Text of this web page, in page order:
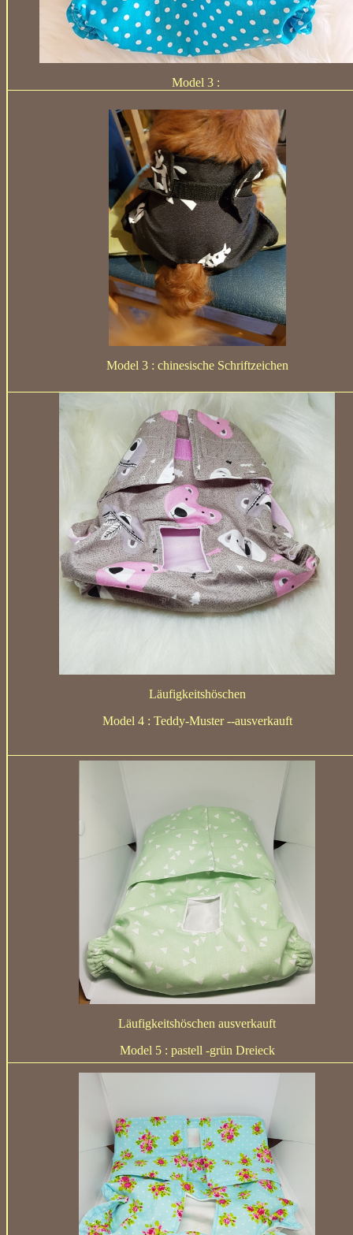
Model 3 :
Model 3 : chinesische Schriftzeichen
Läufigkeitshöschen
Model 4 : Teddy-Muster --ausverkauft
Läufigkeitshöschen ausverkauft
Model 5 : pastell -grün Dreieck